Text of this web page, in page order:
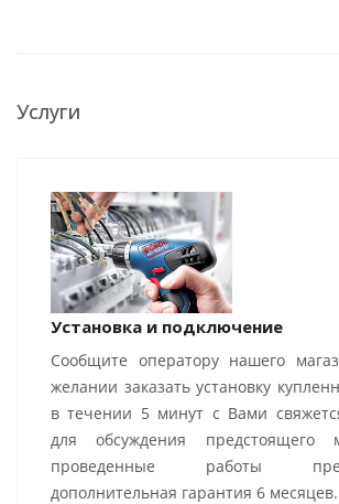
Услуги
Установка и подключение
Сообщите оператору нашего
желании заказать установку
в течении 5 минут с Вами
для обсуждения предстоящего
проведенные работы
дополнительная гарантия 6 месяцев.